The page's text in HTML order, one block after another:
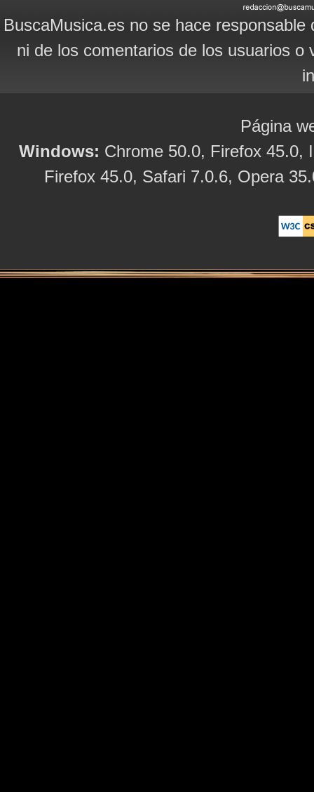
BuscaMusica.es no se hace
ni de los comentarios de los usuarios
Página
Windows: Chrome 50.0, Firefox 45.0,
Firefox 45.0, Safari 7.0.6, Opera